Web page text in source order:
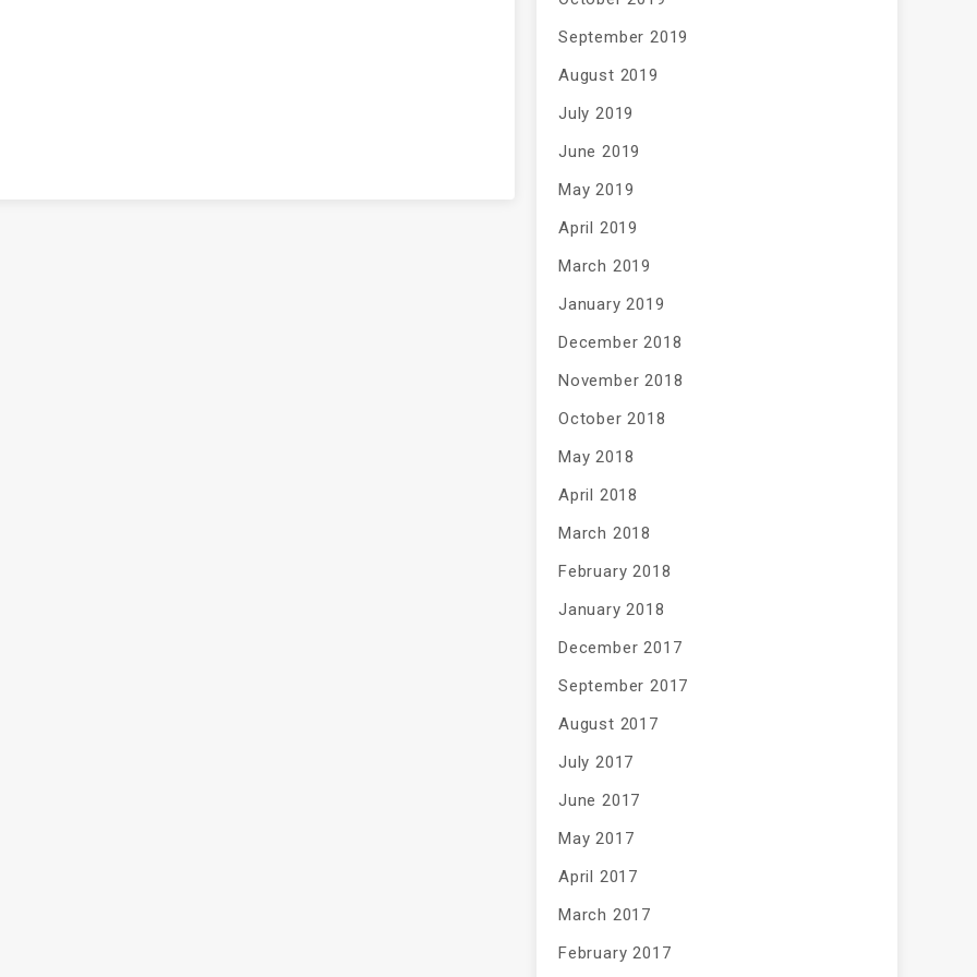
September 2019
August 2019
July 2019
June 2019
May 2019
April 2019
March 2019
January 2019
December 2018
November 2018
October 2018
May 2018
April 2018
March 2018
February 2018
January 2018
December 2017
September 2017
August 2017
July 2017
June 2017
May 2017
April 2017
March 2017
February 2017